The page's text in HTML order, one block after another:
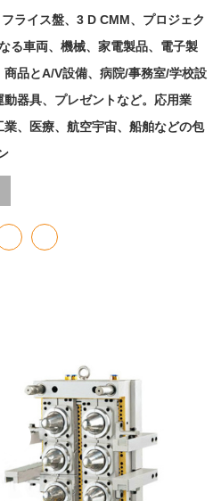
ライス盤、3 D CMM、プロジェク
る車両、機械、家電製品、電子製
品とA/V設備、病院/事務室/学校設
器具、プレゼントなど。応用業
、医療、航空宇宙、船舶などの包